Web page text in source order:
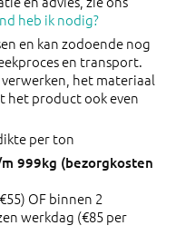
heb ik nodig?
en kan zodoende nog
en transport.
het materiaal
het product ook even
per ton
OF binnen 2
werkdag (€85 per